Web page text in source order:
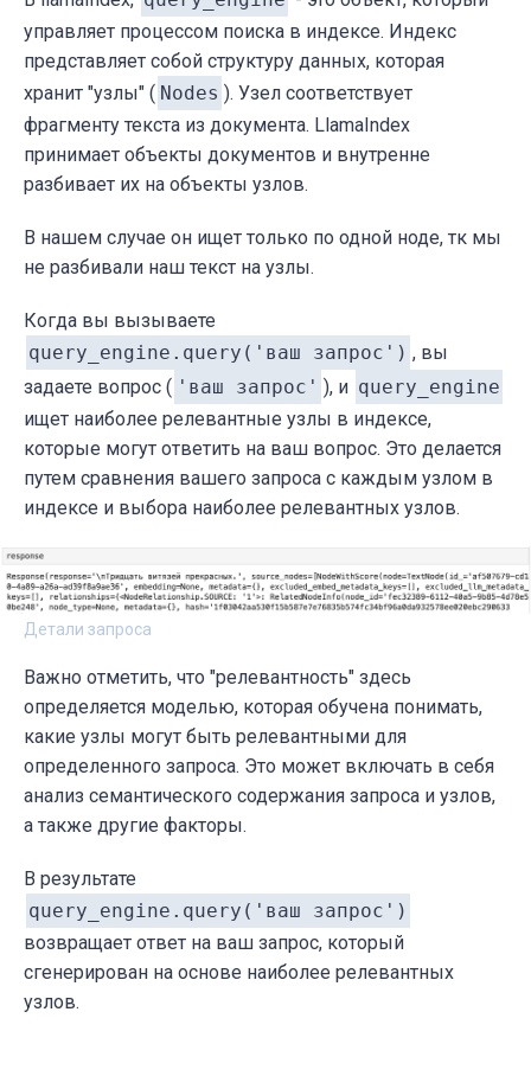
управляет процессом поиска в индексе. Индекс
представляет собой структуру данных, которая
хранит "узлы" ( Nodes ). Узел соответствует
фрагменту текста из документа. LlamaIndex
принимает объекты документов и внутренне
разбивает их на объекты узлов.
В нашем случае он ищет только по одной ноде, тк мы
не разбивали наш текст на узлы.
Когда вы вызываете
query_engine.query('ваш запрос') , вы
задаете вопрос ( 'ваш запрос' ), и query_engine
ищет наиболее релевантные узлы в индексе,
которые могут ответить на ваш вопрос. Это делается
путем сравнения вашего запроса с каждым узлом в
индексе и выбора наиболее релевантных узлов.
Детали запроса
Важно отметить, что "релевантность" здесь
определяется моделью, которая обучена понимать,
какие узлы могут быть релевантными для
определенного запроса. Это может включать в себя
анализ семантического содержания запроса и узлов,
а также другие факторы.
В результате
query_engine.query('ваш запрос')
возвращает ответ на ваш запрос, который
сгенерирован на основе наиболее релевантных
узлов.